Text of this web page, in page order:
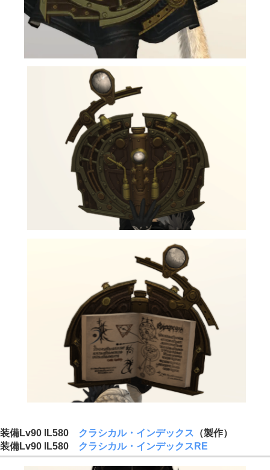
装備Lv90 IL580 クラシカル・インデックス （製作）
装備Lv90 IL580 クラシカル・インデックスRE